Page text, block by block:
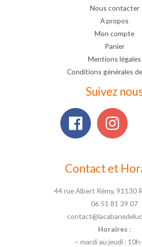
Nous contacter
A propos
Mon compte
Panier
Mentions légales
Conditions générales
Suivez
Contact et
44 rue Albert Rémy, 91130
06 51 81 39 07
Horaires :
– mardi au jeudi :